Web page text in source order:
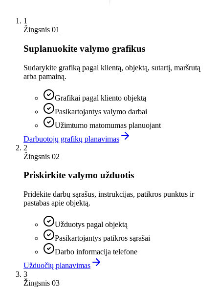
1
Žingsnis 01
Suplanuokite valymo grafikus
Sudarykite grafiką pagal klientą, objektą, sutartį, maršrutą
arba pamainą.
Grafikai pagal kliento objektą
Pasikartojantys valymo darbai
Užimtumo matomumas planuojant
Darbuotojų grafikų planavimas
2
Žingsnis 02
Priskirkite valymo užduotis
Pridėkite darbų sąrašus, instrukcijas, patikros punktus ir
pastabas apie objektą.
Užduotys pagal objektą
Pasikartojantys patikros sąrašai
Darbo informacija telefone
Užduočių planavimas
3
Žingsnis 03